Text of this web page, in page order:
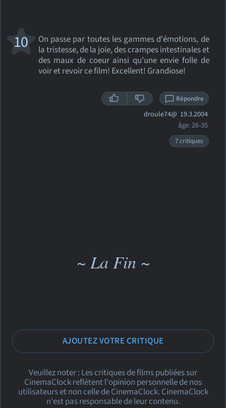
On passe par toutes les gammes d'émotions, de
la tristesse, de la joie, des crampes intestinales et
des maux de coeur ainsi qu'une envie folle de
voir et revoir ce film! Excellent! Grandiose!
10
Répondre
droule74@ 19.3.2004
âge: 26-35
7 critiques
~ La Fin ~
AJOUTEZ VOTRE CRITIQUE
Veuillez noter : Les critiques de films publiées sur
CinemaClock reflètent l'opinion personnelle de nos
utilisateurs et non celle de CinemaClock. CinemaClock
n'est pas responsable de leur contenu.